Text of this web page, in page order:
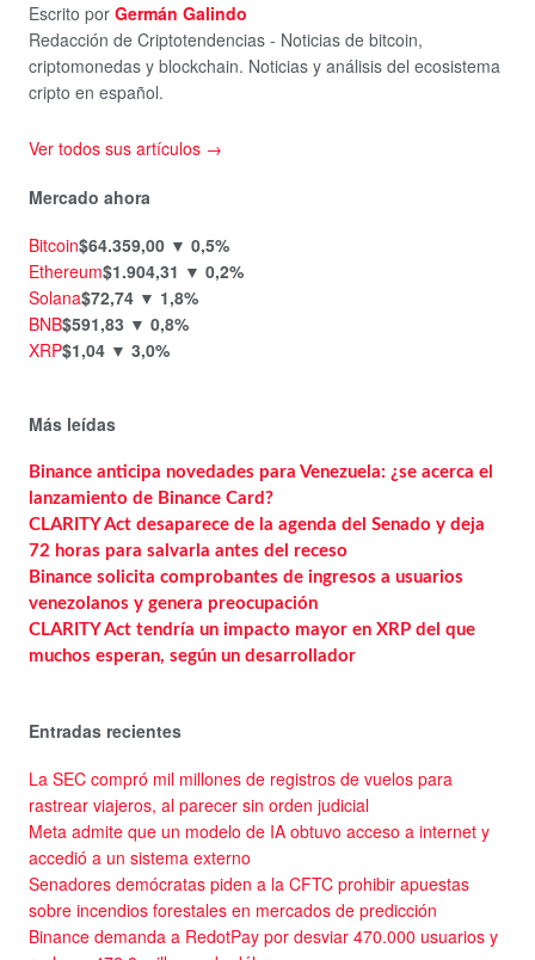
Escrito por Germán Galindo
Redacción de Criptotendencias - Noticias de bitcoin,
criptomonedas y blockchain. Noticias y análisis del ecosistema
cripto en español.
Ver todos sus artículos →
Mercado ahora
Bitcoin$64.359,00 ▼ 0,5%
Ethereum$1.904,31 ▼ 0,2%
Solana$72,74 ▼ 1,8%
BNB$591,83 ▼ 0,8%
XRP$1,04 ▼ 3,0%
Más leídas
Binance anticipa novedades para Venezuela: ¿se acerca el
lanzamiento de Binance Card?
CLARITY Act desaparece de la agenda del Senado y deja
72 horas para salvarla antes del receso
Binance solicita comprobantes de ingresos a usuarios
venezolanos y genera preocupación
CLARITY Act tendría un impacto mayor en XRP del que
muchos esperan, según un desarrollador
Entradas recientes
La SEC compró mil millones de registros de vuelos para
rastrear viajeros, al parecer sin orden judicial
Meta admite que un modelo de IA obtuvo acceso a internet y
accedió a un sistema externo
Senadores demócratas piden a la CFTC prohibir apuestas
sobre incendios forestales en mercados de predicción
Binance demanda a RedotPay por desviar 470.000 usuarios y